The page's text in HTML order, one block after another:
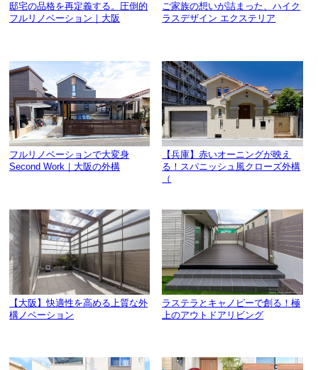
邸宅の品格を再定義する。圧倒的
フルリノベーション｜大阪
ご家族の想いが詰まった、ハイク
ラスデザイン エクステリア
フルリノベーションで大変身
Second Work｜大阪の外構
【兵庫】赤いオーニングが映え
る！スパニッシュ風クローズ外構
（
【大阪】快適性を高める上質な外
構ノベーション
ラステラとキャノピーで創る！極
上のアウトドアリビング